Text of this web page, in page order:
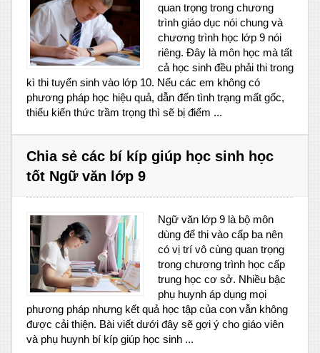
quan trọng trong chương
trình giáo dục nói chung và
chương trình học lớp 9 nói
riêng. Đây là môn học mà tất
cả học sinh đều phải thi trong
kì thi tuyển sinh vào lớp 10. Nếu các em không có
phương pháp học hiệu quả, dẫn đến tình trạng mất gốc,
thiếu kiến thức trầm trọng thì sẽ bị điểm ...
Chia sẻ các bí kíp giúp học sinh học
tốt Ngữ văn lớp 9
Ngữ văn lớp 9 là bộ môn
dùng để thi vào cấp ba nên
có vị trí vô cùng quan trọng
trong chương trình học cấp
trung học cơ sở. Nhiều bậc
phụ huynh áp dụng mọi
phương pháp nhưng kết quả học tập của con vẫn không
được cải thiện. Bài viết dưới đây sẽ gợi ý cho giáo viên
và phụ huynh bí kíp giúp học sinh ...